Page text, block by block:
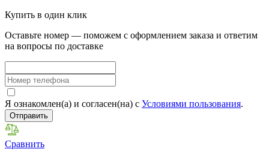
Купить в один клик
Оставьте номер — поможем с оформлением заказа и ответим
на вопросы по доставке
Я ознакомлен(а) и согласен(на) с Условиями пользования.
Отправить
Сравнить